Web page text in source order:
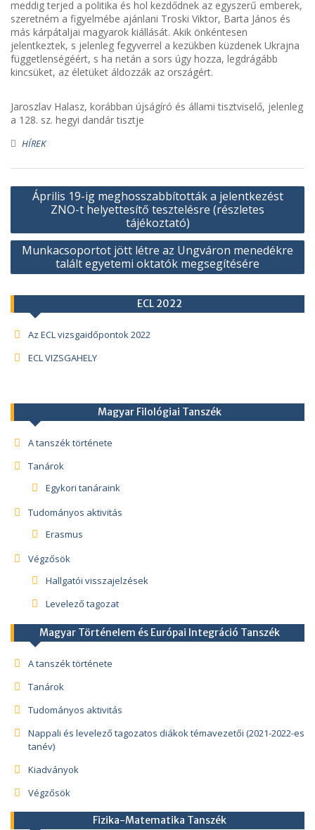
meddig terjed a politika és hol kezdődnek az egyszerű emberek,
szeretném a figyelmébe ajánlani Troski Viktor, Barta János és
más kárpátaljai magyarok kiállását. Akik önkéntesen
jelentkeztek, s jelenleg fegyverrel a kezükben küzdenek Ukrajna
függetlenségéért, s ha netán a sors úgy hozza, legdrágább
kincsüket, az életüket áldozzák az országért.
Jaroszlav Halasz, korábban újságíró és állami tisztviselő, jelenleg
a 128. sz. hegyi dandár tisztje
HÍREK
Bejegyzés
navigáció
Április 19-ig meghosszabbították a jelentkezést
ZNO-t helyettesítő tesztelésre (részletes
tájékoztató)
Munkacsoportot jött létre az Ungváron menedékre
talált egyetemi oktatók megsegítésére
ECL 2022
Az ECL vizsgaidőpontok 2022
ECL VIZSGAHELY
Magyar Filológiai Tanszék
A tanszék története
Tanárok
Egykori tanáraink
Tudományos aktivitás
Erasmus
Végzősök
Hallgatói visszajelzések
Levelező tagozat
Magyar Történelem és Európai Integráció Tanszék
A tanszék története
Tanárok
Tudományos aktivitás
Nappali és levelező tagozatos diákok témavezetői (2021-2022-es
tanév)
Kiadványok
Végzősök
Fizika-Matematika Tanszék